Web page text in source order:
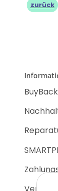
zurück